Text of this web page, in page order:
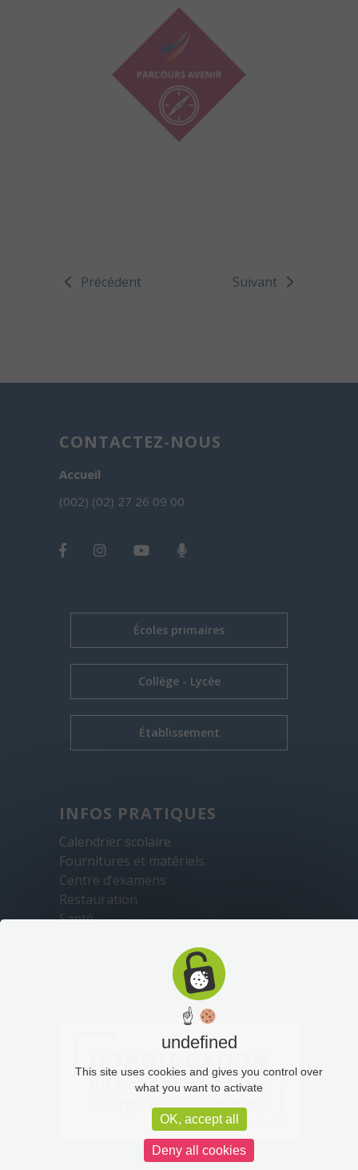
Précédent Suivant
CONTACTEZ-NOUS
Accueil
(002) (02) 27 26 09 00
Écoles primaires
Collège - Lycée
Établissement
INFOS PRATIQUES
Calendrier scolaire
Fournitures et matériels
Centre d’examens
Restauration
Santé
☝
undefined
This site uses cookies and gives you control over
what you want to activate
OK, accept all
Deny all cookies